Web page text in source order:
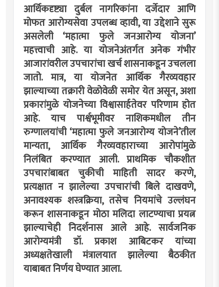
आर्थिकदृष्ट्या दुर्बल नागरिकांना दर्जेदार आणि
मोफत आरोग्यसेवा उपलब्ध व्हावी, या उद्देशाने सुरू
असलेली ‌‘महात्मा फुले जनआरोग्य योजना‌’
महत्त्वाची आहे. या योजनेअंतर्गत अनेक गंभीर
आजारांवरील उपचारांचा खर्च शासनाकडून उचलला
जातो. मात्र, या योजनेत आर्थिक गैरव्यवहार
झाल्याच्या तक्रारी वेळोवेळी समोर येत असून, अशा
प्रकारांमुळे योजनेच्या विश्वासार्हतेवर परिणाम होत
आहे. याच पार्श्वभूमीवर नाशिकमधील तीन
रुग्णालयांची ‌‘महात्मा फुले जनआरोग्य योजने‌’तील
मान्यता, आर्थिक गैरव्यवहाराच्या आरोपांमुळे
निलंबित करण्यात आली. प्राथमिक चौकशीत
उपचारांबाबत चुकीची माहिती सादर करणे,
प्रत्यक्षात न झालेल्या उपचारांची बिले दाखवणे,
अनावश्यक शस्त्रक्रिया, तसेच नियमांचे उल्लंघन
करून शासनाकडून मोठा मलिदा लाटण्याचा प्रयत्न
झाल्याचेही निदर्शनास आले आहे. सार्वजनिक
आरोग्यमंत्री डॉ. प्रकाश आबिटकर यांच्या
अध्यक्षतेखाली मंत्रालयात झालेल्या बैठकीत
याबाबत निर्णय घेण्यात आला.